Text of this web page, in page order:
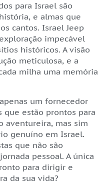
para Israel são
e almas que
cantos. Israel Jeep
impecável
históricos. A visão
meticulosa, e a
milha uma memória
um fornecedor
que estão prontos para
aventureira, mas sim
genuíno em Israel.
que não são
pessoal. A única
para dirigir e
da sua vida?